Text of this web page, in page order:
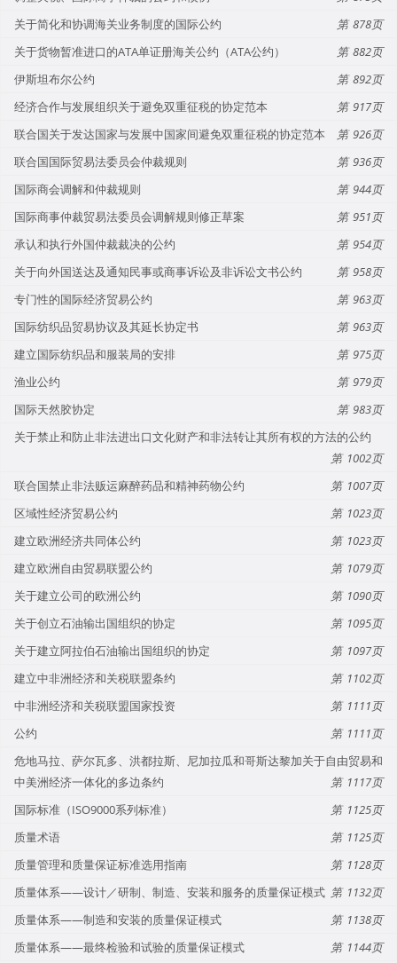
关于简化和协调海关业务制度的国际公约
878
关于货物暂准进口的ATA单证册海关公约（ATA公约）
882
伊斯坦布尔公约
892
经济合作与发展组织关于避免双重征税的协定范本
917
联合国关于发达国家与发展中国家间避免双重征税的协定范本
926
联合国国际贸易法委员会仲裁规则
936
国际商会调解和仲裁规则
944
国际商事仲裁贸易法委员会调解规则修正草案
951
承认和执行外国仲裁裁决的公约
954
关于向外国送达及通知民事或商事诉讼及非诉讼文书公约
958
专门性的国际经济贸易公约
963
国际纺织品贸易协议及其延长协定书
963
建立国际纺织品和服装局的安排
975
渔业公约
979
国际天然胶协定
983
关于禁止和防止非法进出口文化财产和非法转让其所有权的方法的公约
1002
联合国禁止非法贩运麻醉药品和精神药物公约
1007
区域性经济贸易公约
1023
建立欧洲经济共同体公约
1023
建立欧洲自由贸易联盟公约
1079
关于建立公司的欧洲公约
1090
关于创立石油输出国组织的协定
1095
关于建立阿拉伯石油输出国组织的协定
1097
建立中非洲经济和关税联盟条约
1102
中非洲经济和关税联盟国家投资
1111
公约
1111
危地马拉、萨尔瓦多、洪都拉斯、尼加拉瓜和哥斯达黎加关于自由贸易和
中美洲经济一体化的多边条约
1117
国际标准（ISO9000系列标准）
1125
质量术语
1125
质量管理和质量保证标准选用指南
1128
质量体系——设计／研制、制造、安装和服务的质量保证模式
1132
质量体系——制造和安装的质量保证模式
1138
质量体系——最终检验和试验的质量保证模式
1144